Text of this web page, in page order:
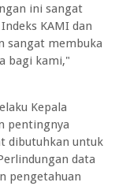
ini sangat
KAMI dan
sangat membuka
bagi kami,"
Kepala
pentingnya
dibutuhkan untuk
data
pengetahuan